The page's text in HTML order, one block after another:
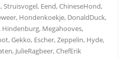
Struisvogel, Eend, ChineseHond,
Hondenkoekje, DonaldDuck,
Hindenburg, Megahooves,
Gekko, Escher, Zeppelin, Hyde,
JulieRagbeer, ChefErik